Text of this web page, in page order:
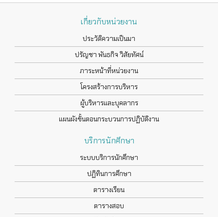
เกี่ยวกับหน่วยงาน
ประวัติความเป็นมา
ปรัญชา พันธกิจ วิสัยทัศน์
ภาระหน้าที่หน่วยงาน
โครงสร้างการบริหาร
ผู้บริหารและบุคลากร
แผนผังขั้นตอนกระบวนการปฏิบัติงาน
บริการนักศึกษา
ระบบบริการนักศึกษา
ปฏิทินการศึกษา
ตารางเรียน
ตารางสอบ